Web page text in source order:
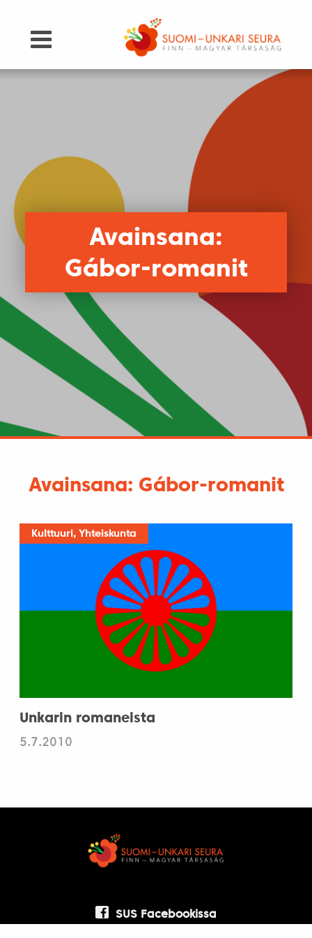
Avainsana:
Gábor-romanit
Avainsana: Gábor-romanit
Kulttuuri, Yhteiskunta
Unkarin romaneista
5.7.2010
SUS Facebookissa